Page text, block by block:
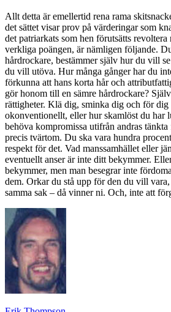
Allt detta är emellertid rena rama
det sättet visar prov på värderingar som
det patriarkats som hen förutsätts revoltera
verkliga poängen, är nämligen följande.
hårdrockare, bestämmer själv hur du vill
du vill utöva. Hur många gånger har du
förkunna att hans korta hår och
gör honom till en sämre hårdrockare?
rättigheter. Klä dig, sminka dig och för
okonventionellt, eller hur skamlöst du har
behöva kompromissa utifrån andras
precis tvärtom. Du ska vara hundra
respekt för det. Vad manssamhället eller
eventuellt anser är inte ditt bekymmer.
bekymmer, men man besegrar inte
dem. Orkar du stå upp för den du vill
samma sak – då vinner ni. Och, inte att